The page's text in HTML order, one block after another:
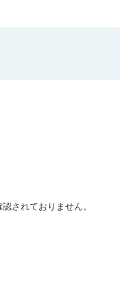
されておりません。